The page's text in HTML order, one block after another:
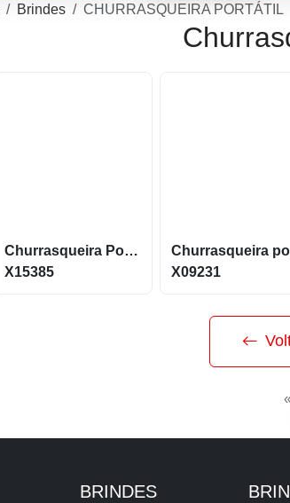
Brindes CHURRASQUEIRA PORTÁTIL
Churrasqueira Portátil a carvão feita em metal X15385
X15385
X09231
«
BRINDES